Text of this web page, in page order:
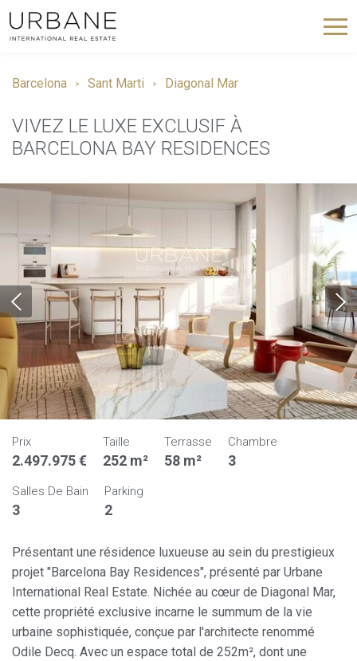
Barcelona Sant Marti Diagonal Mar
VIVEZ LE LUXE EXCLUSIF À
BARCELONA BAY RESIDENCES
Prix
2.497.975 €
Taille
252 m²
Terrasse
58 m²
Chambre
3
Salles De Bain
3
Parking
2
Présentant une résidence luxueuse au sein du prestigieux
projet "Barcelona Bay Residences", présenté par Urbane
International Real Estate. Nichée au cœur de Diagonal Mar,
cette propriété exclusive incarne le summum de la vie
urbaine sophistiquée, conçue par l'architecte renommé
Odile Decq. Avec un espace total de 252m², dont une